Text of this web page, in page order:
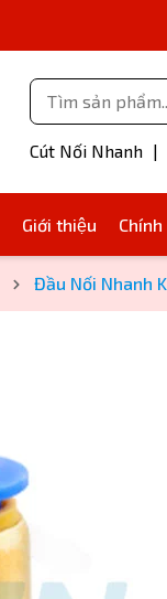
Cút Nối Nhanh |
Giới thiệu
Đầu Nối Nhanh